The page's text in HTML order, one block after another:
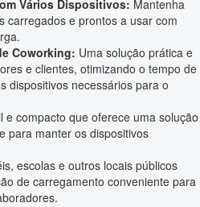
Vários Dispositivos: Mantenha
carregados e prontos a usar com
Coworking: Uma solução prática e
e clientes, otimizando o tempo de
dispositivos necessários para o
e compacto que oferece uma solução
para manter os dispositivos
escolas e outros locais públicos
de carregamento conveniente para